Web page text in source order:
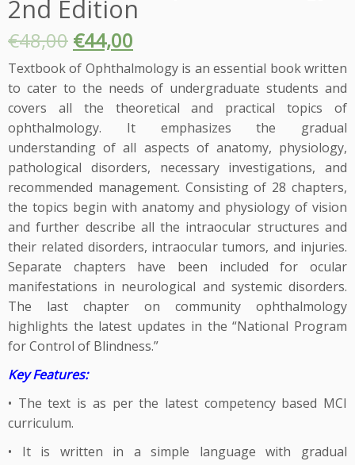
2nd Edition
€48,00 €44,00
Textbook of Ophthalmology is an essential book written
to cater to the needs of undergraduate students and
covers all the theoretical and practical topics of
ophthalmology. It emphasizes the gradual
understanding of all aspects of anatomy, physiology,
pathological disorders, necessary investigations, and
recommended management. Consisting of 28 chapters,
the topics begin with anatomy and physiology of vision
and further describe all the intraocular structures and
their related disorders, intraocular tumors, and injuries.
Separate chapters have been included for ocular
manifestations in neurological and systemic disorders.
The last chapter on community ophthalmology
highlights the latest updates in the “National Program
for Control of Blindness.”
Key Features:
• The text is as per the latest competency based MCI
curriculum.
• It is written in a simple language with gradual